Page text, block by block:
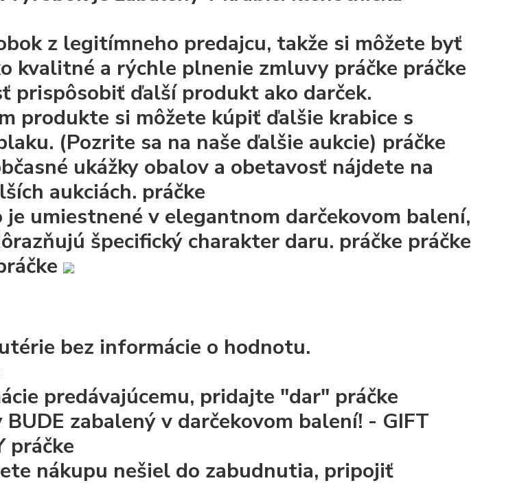
z legitímneho predajcu, takže si môžete byť
kvalitné a rýchle plnenie zmluvy práčke práčke
prispôsobiť ďalší produkt ako darček.
produkte si môžete kúpiť ďalšie krabice s
(Pozrite sa na naše ďalšie aukcie) práčke
ukážky obalov a obetavosť nájdete na
aukciách. práčke
je umiestnené v elegantnom darčekovom balení,
špecifický charakter daru. práčke práčke
bez informácie o hodnotu.
predávajúcemu, pridajte "dar" práčke
BUDE zabalený v darčekovom balení! - GIFT
práčke
nákupu nešiel do zabudnutia, pripojiť